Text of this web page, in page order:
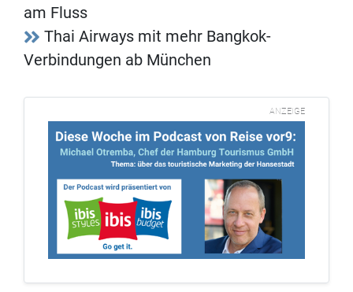
am Fluss
Thai Airways mit mehr Bangkok-
Verbindungen ab München
ANZEIGE